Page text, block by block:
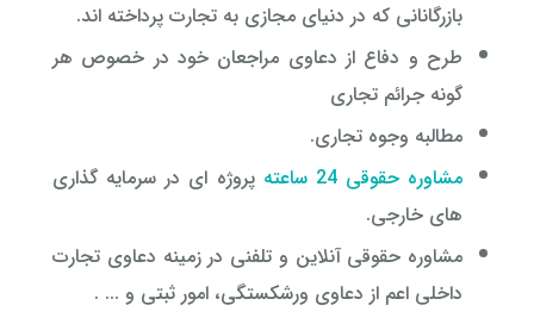
بازرگانانی که در دنیای مجازی به تجارت پرداخته اند.
طرح و دفاع از دعاوی مراجعان خود در خصوص هر
گونه جرائم تجاری
مطالبه وجوه تجاری.
مشاوره حقوقی 24 ساعته
پروژه ای در سرمایه گذاری
های خارجی.
مشاوره حقوقی آنلاین و تلفنی در زمینه دعاوی تجارت
داخلی اعم از دعاوی ورشکستگی، امور ثبتی و ... .